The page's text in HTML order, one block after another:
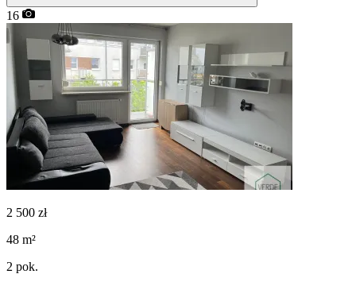
16
2 500 zł
48 m²
2 pok.